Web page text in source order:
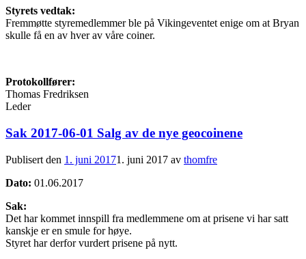
Styrets vedtak:
Fremmøtte styremedlemmer ble på Vikingeventet enige om at Bryan
skulle få en av hver av våre coiner.
Protokollfører:
Thomas Fredriksen
Leder
Sak 2017-06-01 Salg av de nye geocoinene
Publisert den 1. juni 20171. juni 2017 av thomfre
Dato: 01.06.2017
Sak:
Det har kommet innspill fra medlemmene om at prisene vi har satt
kanskje er en smule for høye.
Styret har derfor vurdert prisene på nytt.